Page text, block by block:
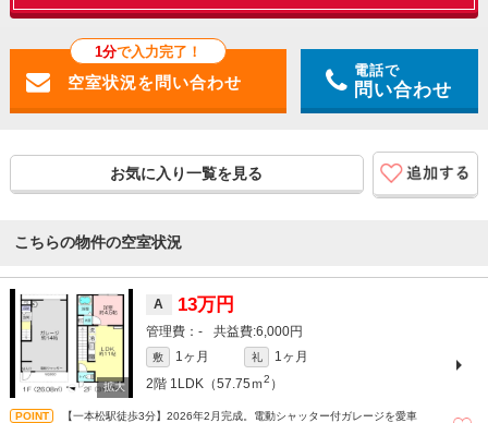
1分で入力完了！
電話で
問い合わせ
お気に入り一覧を見る
こちらの物件の空室状況
A 13万円
- 6,000円
敷 1ヶ月 礼
1ヶ月
2階 1LDK（57.75ｍ2 ）
【一本松駅徒歩3分】2026年2月完成。電動シャッター付ガレージを愛車